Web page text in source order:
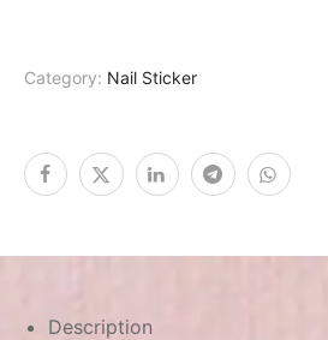
Category: Nail Sticker
Description